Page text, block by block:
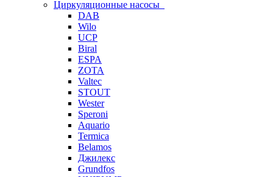
Циркуляционные насосы
DAB
Wilo
UCP
Biral
ESPA
ZOTA
Valtec
STOUT
Wester
Speroni
Aquario
Termica
Belamos
Джилекс
Grundfos